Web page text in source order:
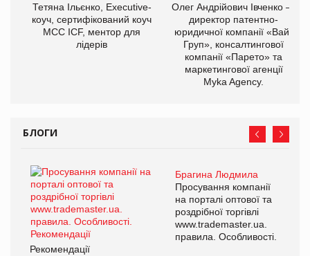
Тетяна Ільєнко, Executive-
коуч, сертифікований коуч
МСС ICF, ментор для
лідерів
Олег Андрійович Івченко —
директор патентно-
юридичної компанії «Вайз
Груп», консалтингової
компанії «Парето» та
маркетингової агенції
Myka Agency.
БЛОГИ
Брагина Людмила
Просування компанії
на порталі оптової та
роздрібної торгівлі
www.trademaster.ua.
правила. Особливості.
Рекомендації